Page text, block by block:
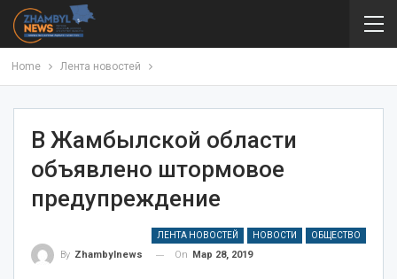
Home Лента новостей
В Жамбылской области
объявлено штормовое
предупреждение
ЛЕНТА НОВОСТЕЙ НОВОСТИ ОБЩЕСТВО
By Zhambylnews On Мар 28, 2019